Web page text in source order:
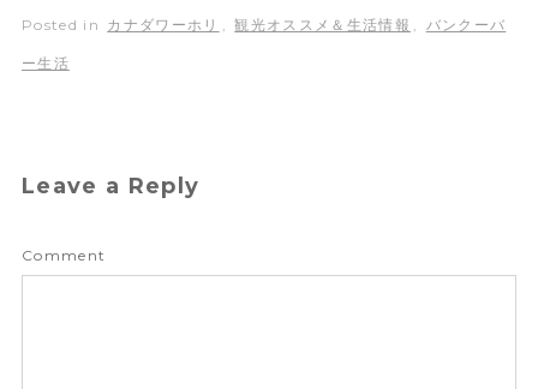
Posted in カナダワーホリ 観光オススメ＆生活情報 バンクーバ
ー生活
Leave a Reply
Comment